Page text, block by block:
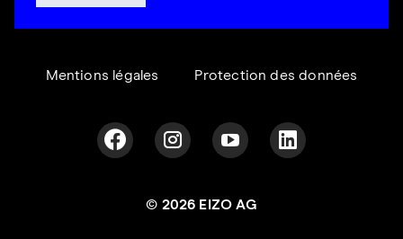
Mentions légales Protection des données
© 2026 EIZO AG